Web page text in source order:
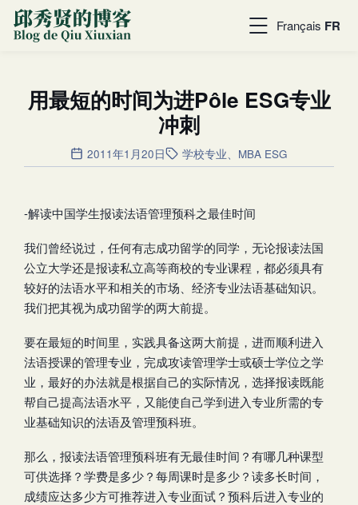
Français FR
用最短的时间为进Pôle ESG专业
冲刺
2011年1月20日 学校专业 MBA ESG
-解读中国学生报读法语管理预科之最佳时间
我们曾经说过，任何有志成功留学的同学，无论报读法国
公立大学还是报读私立高等商校的专业课程，都必须具有
较好的法语水平和相关的市场、经济专业法语基础知识。
我们把其视为成功留学的两大前提。
要在最短的时间里，实践具备这两大前提，进而顺利进入
法语授课的管理专业，完成攻读管理学士或硕士学位之学
业，最好的办法就是根据自己的实际情况，选择报读既能
帮自己提高法语水平，又能使自己学到进入专业所需的专
业基础知识的法语及管理预科班。
那么，报读法语管理预科班有无最佳时间？有哪几种课型
可供选择？学费是多少？每周课时是多少？读多长时间，
成绩应达多少方可推荐进入专业面试？预科后进入专业的